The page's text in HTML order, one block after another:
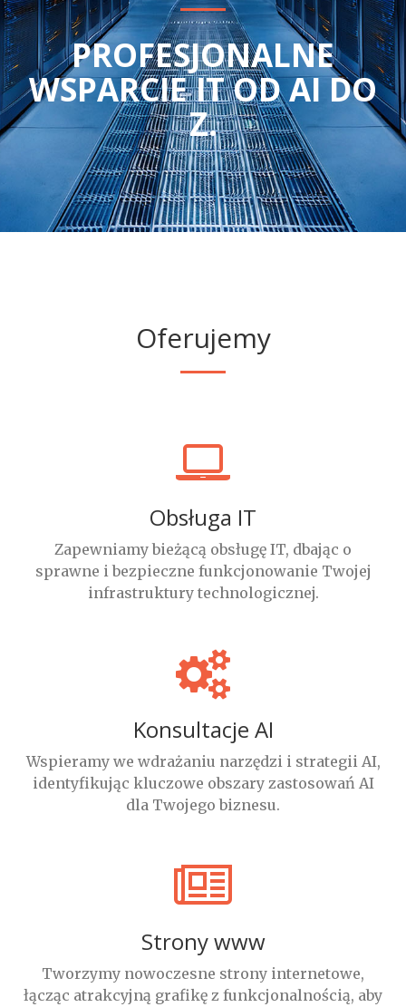
PROFESJONALNE
WSPARCIE IT OD AI DO
Z.
Oferujemy
Obsługa IT
Zapewniamy bieżącą obsługę IT, dbając o
sprawne i bezpieczne funkcjonowanie Twojej
infrastruktury technologicznej.
Konsultacje AI
Wspieramy we wdrażaniu narzędzi i strategii AI,
identyfikując kluczowe obszary zastosowań AI
dla Twojego biznesu.
Strony www
Tworzymy nowoczesne strony internetowe,
łącząc atrakcyjną grafikę z funkcjonalnością, aby